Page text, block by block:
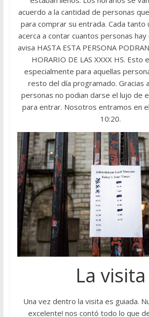
acuerdo a la cantidad de personas
para comprar su entrada. Cada tanto
acerca a contar cuantos personas hay
avisa HASTA ESTA PERSONA
HORARIO DE LAS XXXX HS. Esto
especialmente para aquellas
resto del día programado. Gracias
personas no podian darse el lujo de
para entrar. Nosotros entramos en
10:20.
La visita
Una vez dentro la visita es guiada.
excelente! nos contó todo lo que